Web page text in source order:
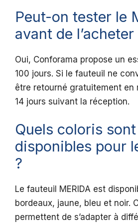
Peut-on tester le
avant de l’acheter
Oui, Conforama propose un
100 jours. Si le fauteuil ne
être retourné gratuitement en
14 jours suivant la réception.
Quels coloris sont
disponibles pour
?
Le fauteuil MERIDA est
bordeaux, jaune, bleu et noir.
permettent de s’adapter à